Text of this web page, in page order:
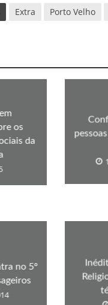
Extra Porto Velho
os
da
no 5º